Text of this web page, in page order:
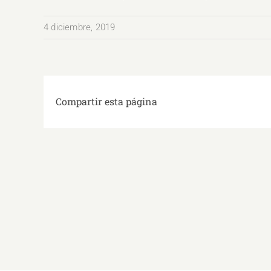
4 diciembre, 2019
Compartir esta página